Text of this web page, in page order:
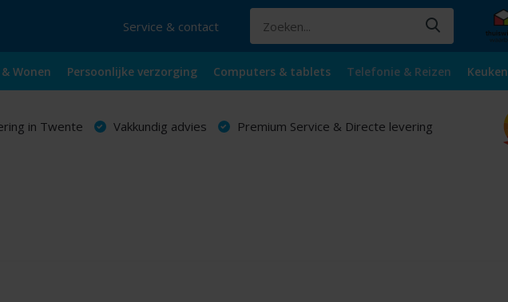
Service & contact
Wonen Persoonlijke verzorging Computers & tablets Telefonie & Reizen Keuken
in Twente Vakkundig advies Premium Service & Directe levering